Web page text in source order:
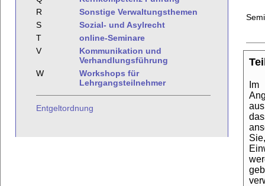
R
Sonstige Verwaltungsthemen
S
Sozial- und Asylrecht
T
online-Seminare
V
Kommunikation und
Verhandlungsführung
W
Workshops für
Lehrgangsteilnehmer
Entgeltordnung